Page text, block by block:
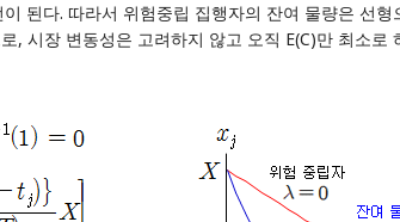
된다. 따라서 위험중립 집행자의 잔여 물량은 선
시장 변동성은 고려하지 않고 오직 E(C)만 최소